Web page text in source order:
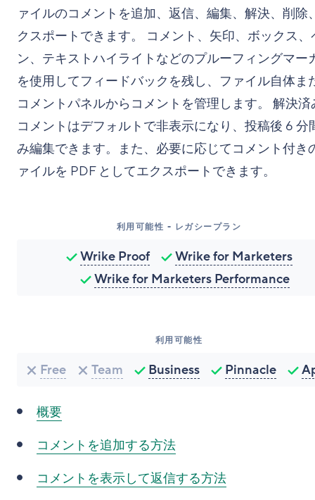
ァイルのコメントを追加、返信、編集、解決、削除
クスポートできます。 コメント、矢印、ボックス、
ン、テキストハイライトなどのプルーフィングマー
を使用してフィードバックを残し、ファイル自体ま
コメントパネルからコメントを管理します。 解決済
コメントはデフォルトで非表示になり、投稿後 6 分
み編集できます。また、必要に応じてコメント付き
ァイルを PDF としてエクスポートできます。
利用可能性 - レガシープラン
Wrike Proof
Wrike for Marketers
Wrike for Marketers Performance
利用可能性
Free Team Business Pinnacle
概要
コメントを追加する方法
コメントを表示して返信する方法